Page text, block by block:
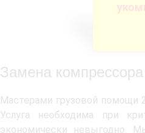
Замена
Мастерами грузовой помощи
Услуга необходима при
экономически невыгодно.